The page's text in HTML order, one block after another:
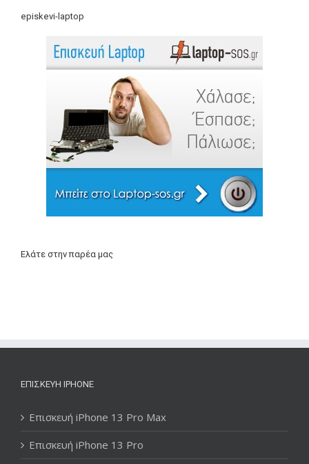
episkevi-laptop
Ελάτε στην παρέα μας
ΕΠΙΣΚΕΥΉ IPHONE
Επισκευή iPhone 13 Pro Max
Επισκευή iPhone 13 Pro